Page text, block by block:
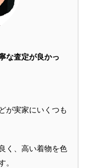
な査定が良かっ
が実家にいくつも
く、高い着物を色